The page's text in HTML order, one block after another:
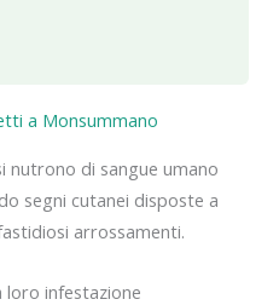
a Monsummano
nutrono di sangue umano
segni cutanei disposte a
arrossamenti.
loro infestazione